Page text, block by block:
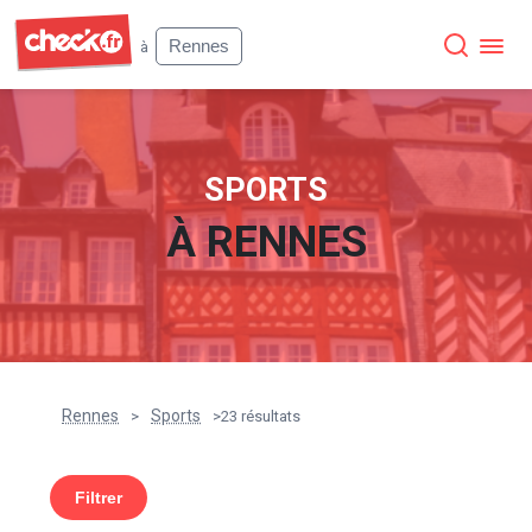
à
Rennes
SPORTS
ÀRENNES
Rennes > Sports >23 résultats
Filtrer